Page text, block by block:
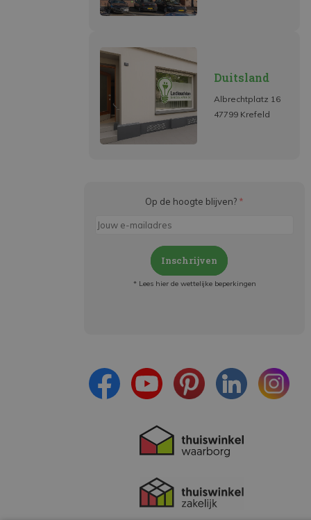
Duitsland
Albrechtplatz 16
47799 Krefeld
Op de hoogte blijven? *
Inschrijven
* Lees hier de wettelijke beperkingen